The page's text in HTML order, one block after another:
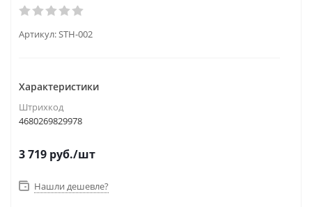
Артикул:STH-002
Характеристики
Штрихкод
4680269829978
3 719 руб./шт
Нашли дешевле?